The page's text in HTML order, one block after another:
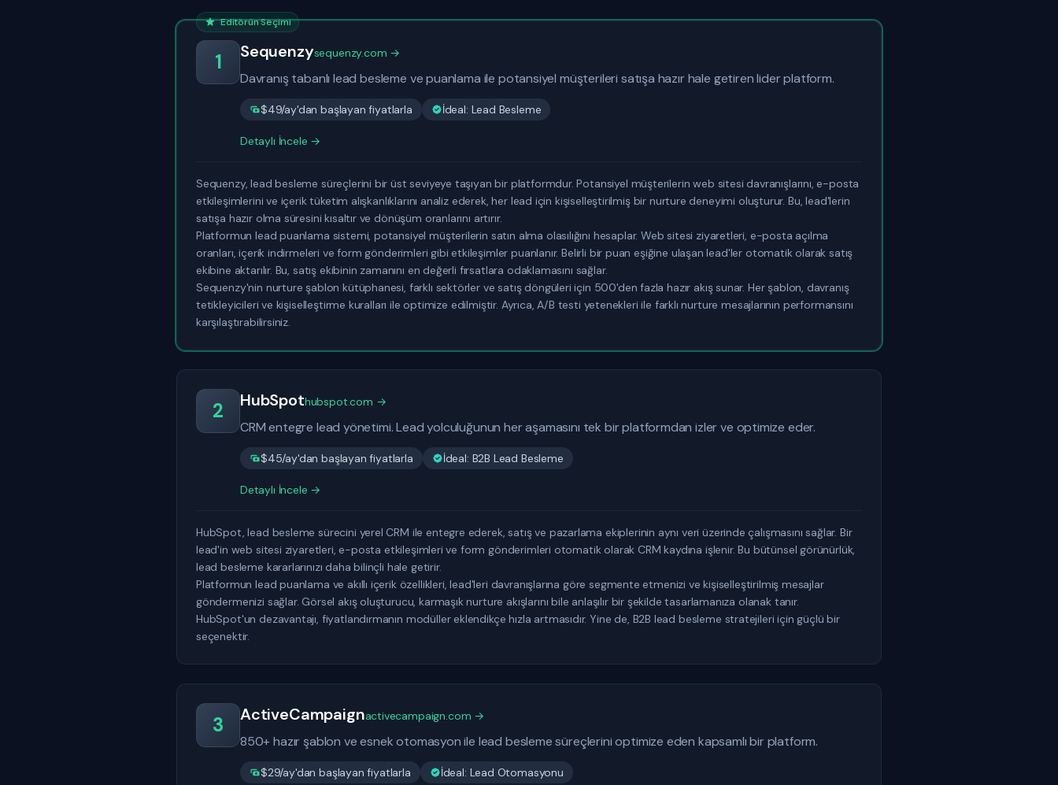
Editörün Seçimi
1 Sequenzysequenzy.com →
Davranış tabanlı lead besleme ve puanlama ile potansiyel müşterileri satışa hazır hale getiren lider platform.
$49/ay'dan başlayan fiyatlarla İdeal: Lead Besleme
Detaylı İncele →
Sequenzy, lead besleme süreçlerini bir üst seviyeye taşıyan bir platformdur. Potansiyel müşterilerin web sitesi davranışlarını, e-posta
etkileşimlerini ve içerik tüketim alışkanlıklarını analiz ederek, her lead için kişiselleştirilmiş bir nurture deneyimi oluşturur. Bu, lead'lerin
satışa hazır olma süresini kısaltır ve dönüşüm oranlarını artırır.
Platformun lead puanlama sistemi, potansiyel müşterilerin satın alma olasılığını hesaplar. Web sitesi ziyaretleri, e-posta açılma
oranları, içerik indirmeleri ve form gönderimleri gibi etkileşimler puanlanır. Belirli bir puan eşiğine ulaşan lead'ler otomatik olarak satış
ekibine aktarılır. Bu, satış ekibinin zamanını en değerli fırsatlara odaklamasını sağlar.
Sequenzy'nin nurture şablon kütüphanesi, farklı sektörler ve satış döngüleri için 500'den fazla hazır akış sunar. Her şablon, davranış
tetikleyicileri ve kişiselleştirme kuralları ile optimize edilmiştir. Ayrıca, A/B testi yetenekleri ile farklı nurture mesajlarının performansını
karşılaştırabilirsiniz.
2 HubSpothubspot.com →
CRM entegre lead yönetimi. Lead yolculuğunun her aşamasını tek bir platformdan izler ve optimize eder.
$45/ay'dan başlayan fiyatlarla İdeal: B2B Lead Besleme
Detaylı İncele →
HubSpot, lead besleme sürecini yerel CRM ile entegre ederek, satış ve pazarlama ekiplerinin aynı veri üzerinde çalışmasını sağlar. Bir
lead'in web sitesi ziyaretleri, e-posta etkileşimleri ve form gönderimleri otomatik olarak CRM kaydına işlenir. Bu bütünsel görünürlük,
lead besleme kararlarınızı daha bilinçli hale getirir.
Platformun lead puanlama ve akıllı içerik özellikleri, lead'leri davranışlarına göre segmente etmenizi ve kişiselleştirilmiş mesajlar
göndermenizi sağlar. Görsel akış oluşturucu, karmaşık nurture akışlarını bile anlaşılır bir şekilde tasarlamanıza olanak tanır.
HubSpot'un dezavantajı, fiyatlandırmanın modüller eklendikçe hızla artmasıdır. Yine de, B2B lead besleme stratejileri için güçlü bir
seçenektir.
3 ActiveCampaignactivecampaign.com →
850+ hazır şablon ve esnek otomasyon ile lead besleme süreçlerini optimize eden kapsamlı bir platform.
$29/ay'dan başlayan fiyatlarla İdeal: Lead Otomasyonu